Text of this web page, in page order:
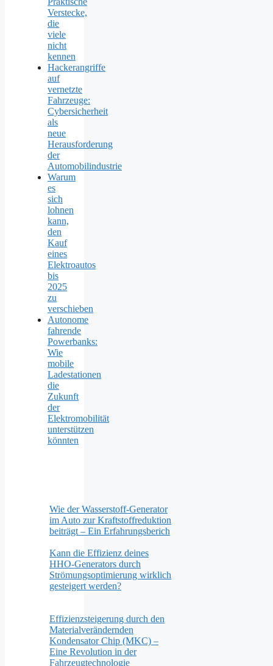
Verstecke,
die
viele
nicht
kennen
Hackerangriffe
auf
vernetzte
Fahrzeuge:
Cybersicherheit
als
neue
Herausforderung
der
Automobilindustrie
Warum
es
sich
lohnen
kann,
den
Kauf
eines
Elektroautos
bis
2025
zu
verschieben
Autonome
fahrende
Powerbanks:
Wie
mobile
Ladestationen
die
Zukunft
der
Elektromobilität
unterstützen
könnten
Wie der Wasserstoff-Generator
im Auto zur Kraftstoffreduktion
beiträgt – Ein Erfahrungsberich
Kann die Effizienz deines
HHO-Generators durch
Strömungsoptimierung wirklich
gesteigert werden?
Effizienzsteigerung durch den
Materialverändernden
Kondensator Chip (MKC) –
Eine Revolution in der
Fahrzeugtechnologie